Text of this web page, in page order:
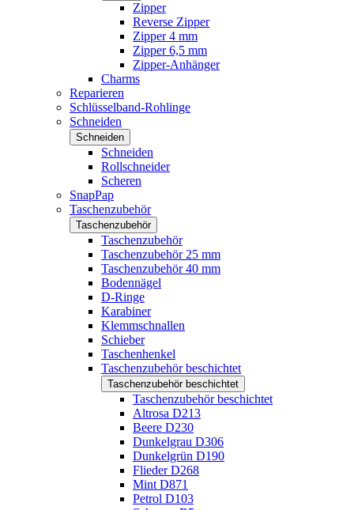
Zipper
Reverse Zipper
Zipper 4 mm
Zipper 6,5 mm
Zipper-Anhänger
Charms
Reparieren
Schlüsselband-Rohlinge
Schneiden
Schneiden
Schneiden
Rollschneider
Scheren
SnapPap
Taschenzubehör
Taschenzubehör
Taschenzubehör
Taschenzubehör 25 mm
Taschenzubehör 40 mm
Bodennägel
D-Ringe
Karabiner
Klemmschnallen
Schieber
Taschenhenkel
Taschenzubehör beschichtet
Taschenzubehör beschichtet
Taschenzubehör beschichtet
Altrosa D213
Beere D230
Dunkelgrau D306
Dunkelgrün D190
Flieder D268
Mint D871
Petrol D103